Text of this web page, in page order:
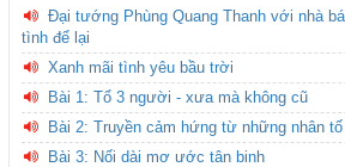
Đại tướng Phùng Quang Thanh với nhà
tình để lại
Xanh mãi tình yêu bầu trời
Bài 1: Tổ 3 người - xưa mà không cũ
Bài 2: Truyền cảm hứng từ những nhân
Bài 3: Nối dài mơ ước tân binh